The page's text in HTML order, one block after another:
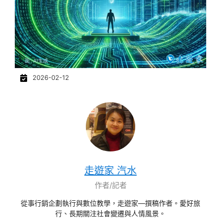
2026-02-12
走遊家 汽水
作者/記者
從事行銷企劃執行與數位教學，走遊家—撰稿作者。愛好旅
行、長期關注社會變遷與人情風景。